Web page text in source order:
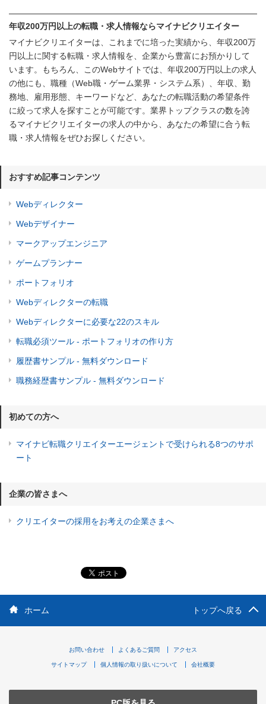
年収200万円以上の転職・求人情報ならマイナビクリエイター
マイナビクリエイターは、これまでに培った実績から、年収200万
円以上に関する転職・求人情報を、企業から豊富にお預かりして
います。もちろん、このWebサイトでは、年収200万円以上の求人
の他にも、職種（Web職・ゲーム業界・システム系）、年収、勤
務地、雇用形態、キーワードなど、あなたの転職活動の希望条件
に絞って求人を探すことが可能です。業界トップクラスの数を誇
るマイナビクリエイターの求人の中から、あなたの希望に合う転
職・求人情報をぜひお探しください。
おすすめ記事コンテンツ
Webディレクター
Webデザイナー
マークアップエンジニア
ゲームプランナー
ポートフォリオ
Webディレクターの転職
Webディレクターに必要な22のスキル
転職必須ツール - ポートフォリオの作り方
履歴書サンプル - 無料ダウンロード
職務経歴書サンプル - 無料ダウンロード
初めての方へ
マイナビ転職クリエイターエージェントで受けられる8つのサポ
ート
企業の皆さまへ
クリエイターの採用をお考えの企業さまへ
ホーム トップへ戻る
お問い合わせ よくあるご質問 アクセス
サイトマップ 個人情報の取り扱いについて 会社概要